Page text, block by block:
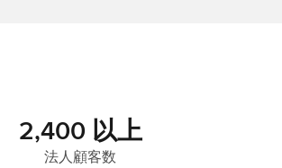
2,400 以上
法人顧客数